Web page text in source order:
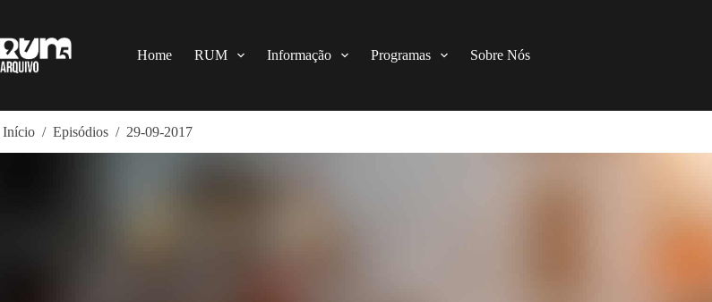
o
conteúdo
Home RUM Informação Programas Sobre Nós
Início / Episódios / 29-09-2017